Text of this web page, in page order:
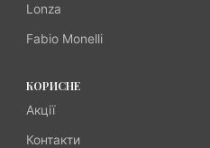
Lonza
Fabio Monelli
КОРИСНЕ
Акції
Контакти